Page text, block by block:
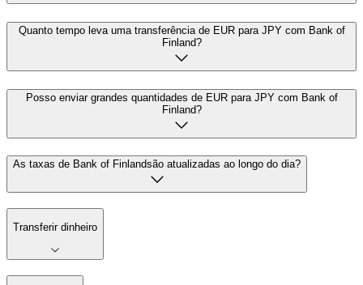
Quanto tempo leva uma transferência de EUR para JPY com Bank of
Finland?
Posso enviar grandes quantidades de EUR para JPY com Bank of
Finland?
As taxas de Bank of Finlandsão atualizadas ao longo do dia?
Transferir dinheiro